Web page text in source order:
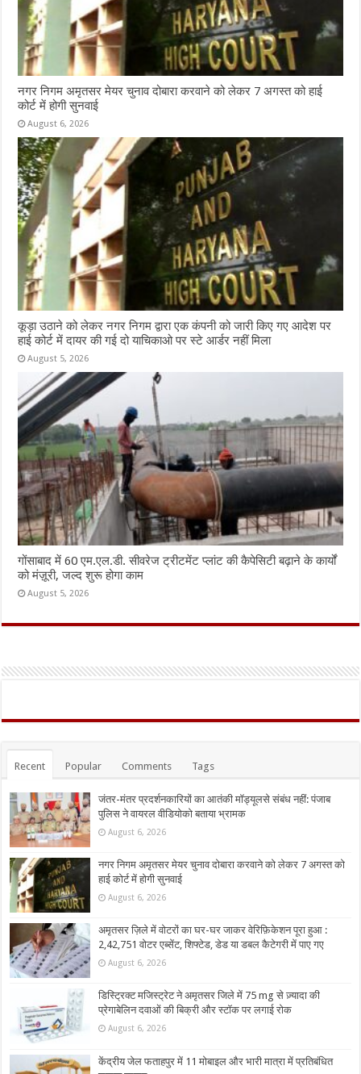
नगर निगम अमृतसर मेयर चुनाव दोबारा करवाने को लेकर 7 अगस्त को हाई
कोर्ट में होगी सुनवाई
August 6, 2026
कूड़ा उठाने को लेकर नगर निगम द्वारा एक कंपनी को जारी किए गए आदेश पर
हाई कोर्ट में दायर की गई दो याचिकाओ पर स्टे आर्डर नहीं मिला
August 5, 2026
गोंसाबाद में 60 एम.एल.डी. सीवरेज ट्रीटमेंट प्लांट की कैपेसिटी बढ़ाने के कार्यों
को मंज़ूरी, जल्द शुरू होगा काम
August 5, 2026
Recent Popular Comments Tags
जंतर-मंतर प्रदर्शनकारियों का आतंकी मॉड्यूलसे संबंध नहीं: पंजाब
पुलिस ने वायरल वीडियोको बताया भ्रामक
August 6, 2026
नगर निगम अमृतसर मेयर चुनाव दोबारा करवाने को लेकर 7 अगस्त को
हाई कोर्ट में होगी सुनवाई
August 6, 2026
अमृतसर ज़िले में वोटरों का घर-घर जाकर वेरिफ़िकेशन पूरा हुआ :
2,42,751 वोटर एब्सेंट, शिफ्टेड, डेड या डबल कैटेगरी में पाए गए
August 6, 2026
डिस्ट्रिक्ट मजिस्ट्रेट ने अमृतसर जिले में 75 mg से ज़्यादा की
प्रेगाबेलिन दवाओं की बिक्री और स्टॉक पर लगाई रोक
August 6, 2026
केंद्रीय जेल फताहपुर में 11 मोबाइल और भारी मात्रा में प्रतिबंधित